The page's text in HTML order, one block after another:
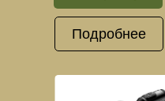
Подробнее